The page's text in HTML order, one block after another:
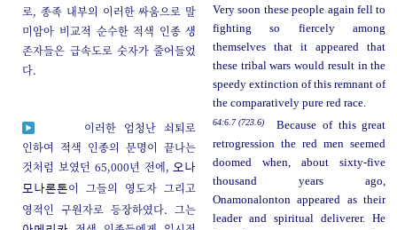
로, 종족 내부의 이러한 싸움으로 말
미암아 비교적 순수한 적색 인종 생
존자들은 급속도로 숫자가 줄어들었
다.
Very soon these people again fell to
fighting so fiercely among
themselves that it appeared that
these tribal wars would result in the
speedy extinction of this remnant of
the comparatively pure red race.
이러한 엄청난 쇠퇴로
인하여 적색 인종의 문명이 끝나는
것처럼 보였던 65,000년 전에, 오나
모나론톤이 그들의 영도자 그리고
영적인 구원자로 등장하였다. 그는
64:6.7 (723.6)
Because of this great
retrogression the red men seemed
doomed when, about sixty-five
thousand years ago,
Onamonalonton appeared as their
leader and spiritual deliverer. He